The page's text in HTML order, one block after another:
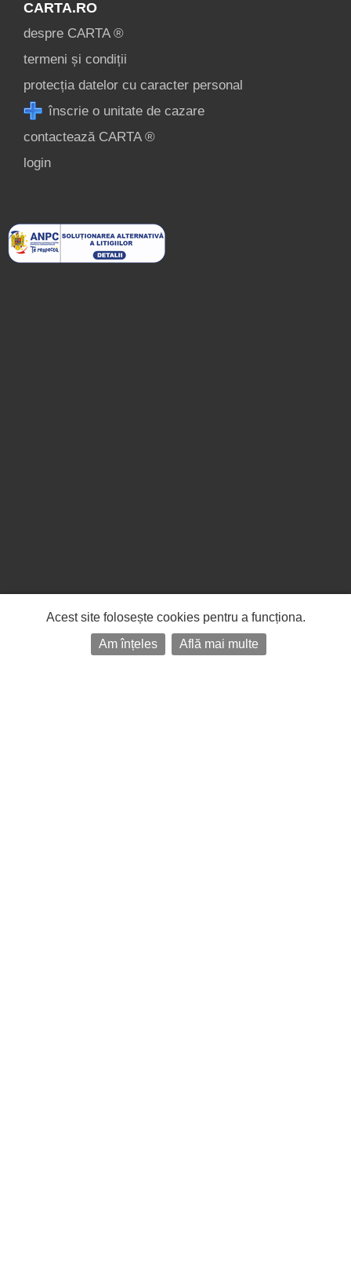
CARTA.RO
despre CARTA ®
termeni și condiții
protecția datelor cu caracter personal
înscrie o unitate de cazare
contactează CARTA ®
login
Acest site folosește cookies pentru a funcționa.
Am înțeles
Află mai multe